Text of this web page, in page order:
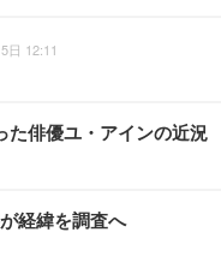
日 12:11
た俳優ユ・アインの近況
経緯を調査へ